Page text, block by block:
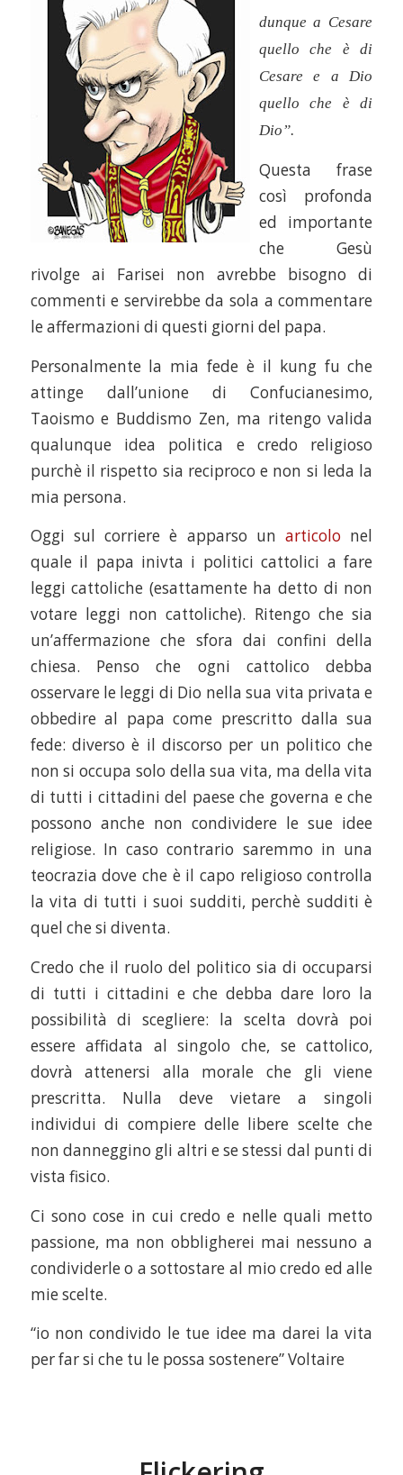
dunque a Cesare
quello che è di
Cesare e a Dio
quello che è di
Dio”.
Questa frase
così profonda
ed importante
che Gesù
rivolge ai Farisei non avrebbe bisogno di
commenti e servirebbe da sola a commentare
le affermazioni di questi giorni del papa.
Personalmente la mia fede è il kung fu che
attinge dall’unione di Confucianesimo,
Taoismo e Buddismo Zen, ma ritengo valida
qualunque idea politica e credo religioso
purchè il rispetto sia reciproco e non si leda la
mia persona.
Oggi sul corriere è apparso unarticolo nel
quale il papa inivta i politici cattolici a fare
leggi cattoliche (esattamente ha detto di non
votare leggi non cattoliche). Ritengo che sia
un’affermazione che sfora dai confini della
chiesa. Penso che ogni cattolico debba
osservare le leggi di Dio nella sua vita privata e
obbedire al papa come prescritto dalla sua
fede: diverso è il discorso per un politico che
non si occupa solo della sua vita, ma della vita
di tutti i cittadini del paese che governa e che
possono anche non condividere le sue idee
religiose. In caso contrario saremmo in una
teocrazia dove che è il capo religioso controlla
la vita di tutti i suoi sudditi, perchè sudditi è
quel che si diventa.
Credo che il ruolo del politico sia di occuparsi
di tutti i cittadini e che debba dare loro la
possibilità di scegliere: la scelta dovrà poi
essere affidata al singolo che, se cattolico,
dovrà attenersi alla morale che gli viene
prescritta. Nulla deve vietare a singoli
individui di compiere delle libere scelte che
non danneggino gli altri e se stessi dal punti di
vista fisico.
Ci sono cose in cui credo e nelle quali metto
passione, ma non obbligherei mai nessuno a
condividerle o a sottostare al mio credo ed alle
mie scelte.
“io non condivido le tue idee ma darei la vita
per far si che tu le possa sostenere” Voltaire